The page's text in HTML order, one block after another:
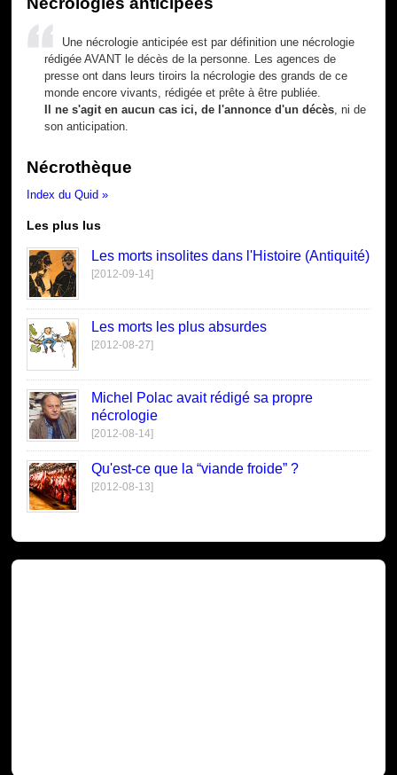
Une nécrologie anticipée est par définition une nécrologie
rédigée AVANT le décès de la personne. Les agences de
presse ont dans leurs tiroirs la nécrologie des grands de ce
monde encore vivants, rédigée et prête à être publiée.
Il ne s'agit en aucun cas ici, de l'annonce d'un décès , ni de
son anticipation.
Nécrothèque
Index du Quid »
Les plus lus
Les morts insolites dans l'Histoire (Antiquité)
[2012-09-14]
Les morts les plus absurdes
[2012-08-27]
Michel Polac avait rédigé sa propre
nécrologie
[2012-08-14]
Qu'est-ce que la “viande froide” ?
[2012-08-13]